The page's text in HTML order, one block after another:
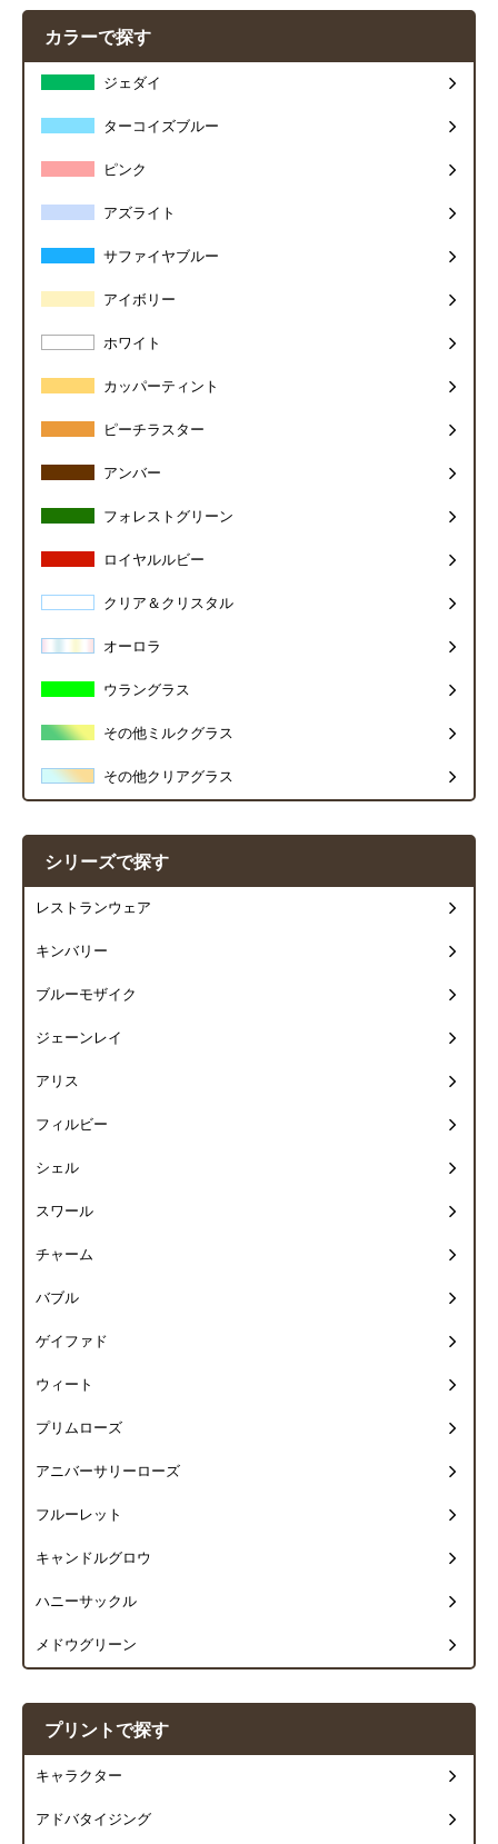
カラーで探す
ジェダイ
ターコイズブルー
ピンク
アズライト
サファイヤブルー
アイボリー
ホワイト
カッパーティント
ピーチラスター
アンバー
フォレストグリーン
ロイヤルルビー
クリア＆クリスタル
オーロラ
ウラングラス
その他ミルクグラス
その他クリアグラス
シリーズで探す
レストランウェア
キンバリー
ブルーモザイク
ジェーンレイ
アリス
フィルビー
シェル
スワール
チャーム
バブル
ゲイファド
ウィート
プリムローズ
アニバーサリーローズ
フルーレット
キャンドルグロウ
ハニーサックル
メドウグリーン
プリントで探す
キャラクター
アドバタイジング